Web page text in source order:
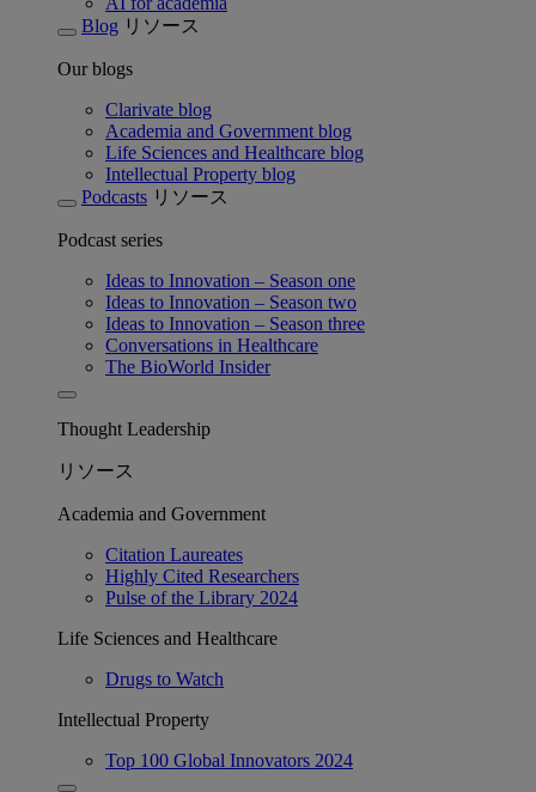
Blog リソース
Our blogs
Clarivate blog
Academia and Government blog
Life Sciences and Healthcare blog
Intellectual Property blog
Podcasts リソース
Podcast series
Ideas to Innovation – Season one
Ideas to Innovation – Season two
Ideas to Innovation – Season three
Conversations in Healthcare
The BioWorld Insider
Thought Leadership
リソース
Academia and Government
Citation Laureates
Highly Cited Researchers
Pulse of the Library 2024
Life Sciences and Healthcare
Drugs to Watch
Intellectual Property
Top 100 Global Innovators 2024